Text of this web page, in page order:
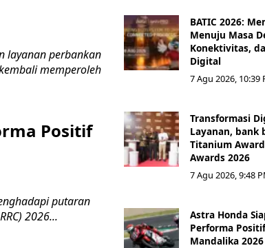
layanan perbankan
memperoleh
Positif
putaran
2026...
BATIC 2026:
Menuju Masa
Konektivitas,
Digital
7 Agu 2026, 10:39
Transformasi
Layanan, bank
Titanium
Awards 2026
7 Agu 2026, 9:48
Astra Honda
Performa
Mandalika 2026